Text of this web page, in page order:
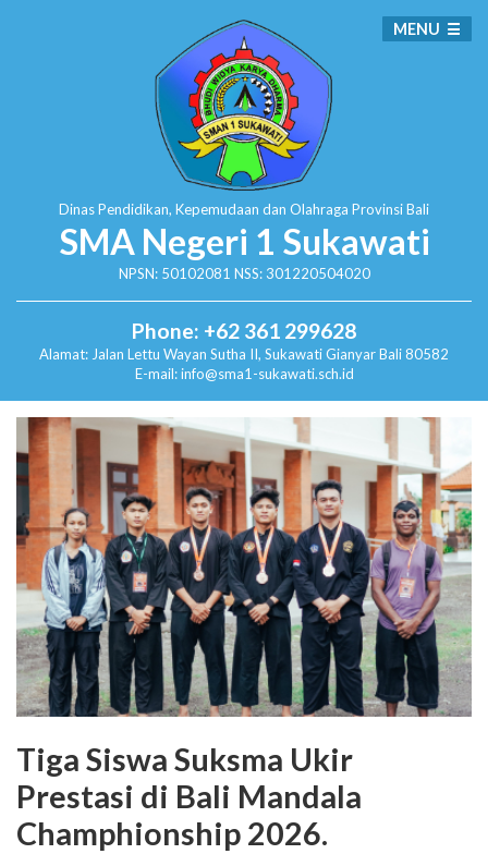
Dinas Pendidikan, Kepemudaan dan Olahraga Provinsi Bali
SMA Negeri 1 Sukawati
NPSN: 50102081 NSS: 301220504020
Phone: +62 361 299628
Alamat: Jalan Lettu Wayan Sutha II, SukawatiGianyar Bali 80582
E-mail: info@sma1-sukawati.sch.id
MENU
Tiga Siswa Suksma Ukir
Prestasi di Bali Mandala
Champhionship 2026.